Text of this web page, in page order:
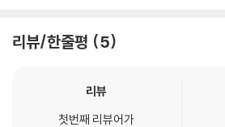
나는 거북이였다. 그래도 껍질 속에 틀어박히
조금만 영어를 할 줄 알아도 비즈니스의 기회
--- 「타이태닉호가 눈앞에 있어도 보려고 하지
라. 내가 해줄 수 있는 얘긴 이것뿐이다.
_손힘찬(오가타 마리토), 《어른의 기분 관리법
리뷰/한줄평 5
리뷰
첫번째 리뷰어가